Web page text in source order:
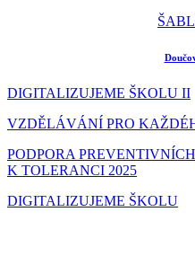
DIGITALIZUJEME ŠKOLU II
VZDĚLÁVÁNÍ PRO
PODPORA
K TOLERANCI 2025
DIGITALIZUJEME ŠKOLU